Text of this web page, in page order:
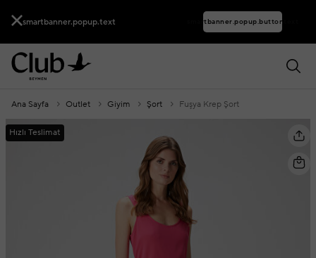
smartbanner.popup.text smartbanner.popup.buttontext
Hızlı Teslimat
Ana Sayfa Outlet Giyim Şort Fuşya Krep Şort